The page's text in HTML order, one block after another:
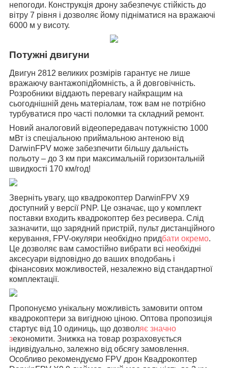
непогоди. Конструкція дрону забезпечує стійкість до
вітру 7 рівня і дозволяє йому підніматися на вражаючі
6000 м у висоту.
Потужні двигуни
Двигун 2812 великих розмірів гарантує не лише
вражаючу вантажопідйомність, а й довговічність.
Розробники віддають перевагу найкращим на
сьогоднішній день матеріалам, тож вам не потрібно
турбуватися про часті поломки та складний ремонт.
Новий аналоговий відеопередавач потужністю 1000
мВт із спеціальною приймальною антеною від
DarwinFPV може забезпечити більшу дальність
польоту – до 3 км при максимальній горизонтальній
швидкості 170 км/год!
Зверніть увагу, що квадрокоптер DarwinFPV X9
доступний у версії PNP. Це означає, що у комплект
поставки входить квадрокоптер без ресивера. Слід
зазначити, що зарядний пристрій, пульт дистанційного
керування, FPV-окуляри необхідно придбати окремо.
Це дозволяє вам самостійно вибрати всі необхідні
аксесуари відповідно до ваших вподобань і
фінансових можливостей, незалежно від стандартної
комплектації.
Пропонуємо унікальну можливість замовити оптом
квадрокоптери за вигідною ціною. Оптова пропозиція
стартує від 10 одиниць, що дозволяє значно
зекономити. Знижка на товар розраховується
індивідуально, залежно від обсягу замовлення.
Особливо рекомендуємо FPV дрон Квадрокоптер